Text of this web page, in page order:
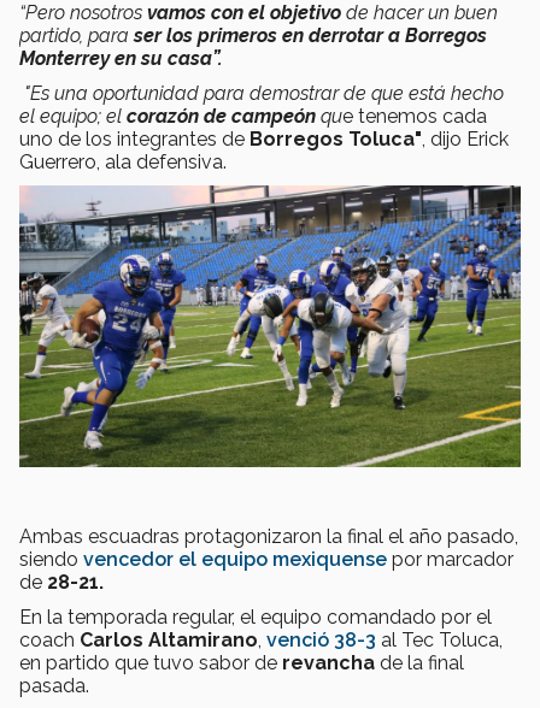
“Pero nosotros vamos con el objetivo de hacer un buen
partido, para ser los primeros en derrotar a Borregos
Monterrey en su casa”.
"Es una oportunidad para demostrar de que está hecho
el equipo; el corazón de campeón que tenemos cada
uno de los integrantes de Borregos Toluca", dijo Erick
Guerrero, ala defensiva.
Ambas escuadras protagonizaron la final el año pasado,
siendo vencedor el equipo mexiquense por marcador
de 28-21.
En la temporada regular, el equipo comandado por el
coach Carlos Altamirano, venció 38-3 al Tec Toluca,
en partido que tuvo sabor de revancha de la final
pasada.